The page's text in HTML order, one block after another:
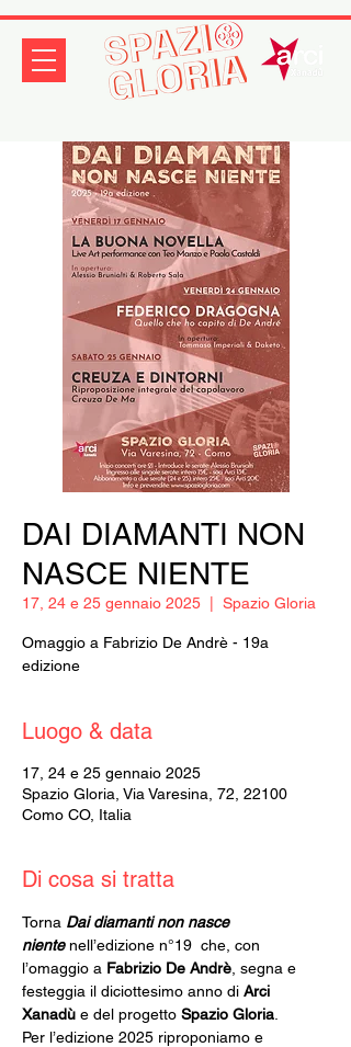
DAI DIAMANTI NON
NASCE NIENTE
17, 24 e 25 gennaio 2025 Spazio Gloria
Omaggio a Fabrizio De Andrè - 19a
edizione
Luogo & data
17, 24 e 25 gennaio 2025
Spazio Gloria, Via Varesina, 72, 22100
Como CO, Italia
Di cosa si tratta
Torna Dai diamanti non nasce
niente nell’edizione n°19  che, con
l’omaggio a Fabrizio De Andrè , segna e
festeggia il diciottesimo anno di Arci
Xanadù e del progetto Spazio Gloria
Per l’edizione 2025 riproponiamo e